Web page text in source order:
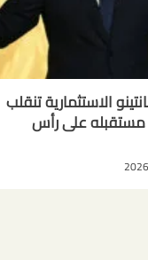
الاستثمارية تنقلب
مستقبله على رأس